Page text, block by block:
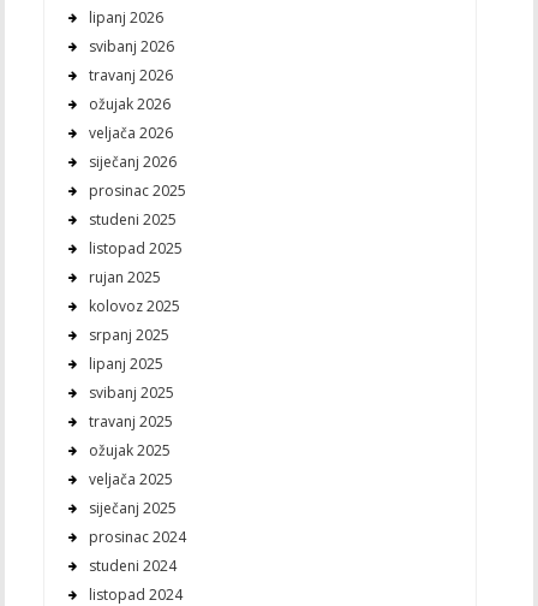
lipanj 2026
svibanj 2026
travanj 2026
ožujak 2026
veljača 2026
siječanj 2026
prosinac 2025
studeni 2025
listopad 2025
rujan 2025
kolovoz 2025
srpanj 2025
lipanj 2025
svibanj 2025
travanj 2025
ožujak 2025
veljača 2025
siječanj 2025
prosinac 2024
studeni 2024
listopad 2024